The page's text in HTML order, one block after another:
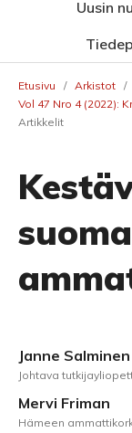
Uusin
Etusivu / Arkistot /
Vol 47 Nro 4 (2022):
Artikkelit
Janne Salminen
Johtava
Mervi Friman
Hämeen